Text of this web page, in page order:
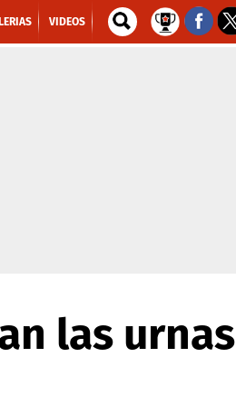
VIDEOS
las urnas